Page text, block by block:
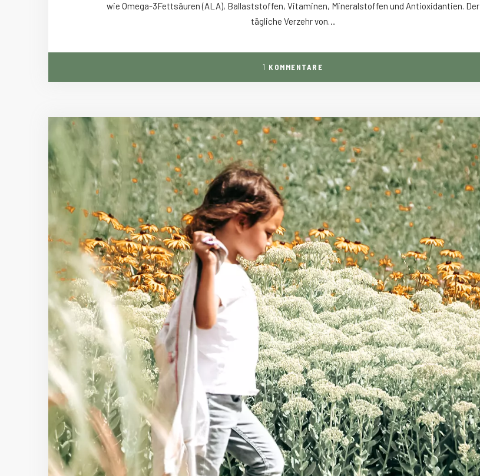
wie Omega-3Fettsäuren (ALA), Ballaststoffen, Vitaminen, Mineralstoffen und Antioxidantien. Der
tägliche Verzehr von…
1 KOMMENTARE